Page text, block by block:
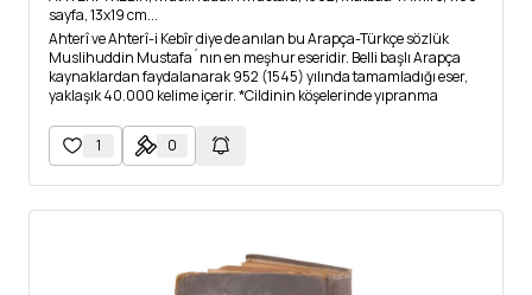
sayfa, 13x19 cm...
Ahterî ve Ahterî-i Kebîr diye de anılan bu Arapça-Türkçe sözlük
Muslihuddin Mustafa´nın en meşhur eseridir. Belli başlı Arapça
kaynaklardan faydalanarak 952 (1545) yılında tamamladığı eser,
yaklaşık 40.000 kelime içerir. *Cildinin köşelerinde yıpranma
kondisyonunu görmek için fotoğrafları inceleyiniz.
1 0